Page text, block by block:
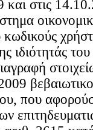
στις
ιδιότητάς
που